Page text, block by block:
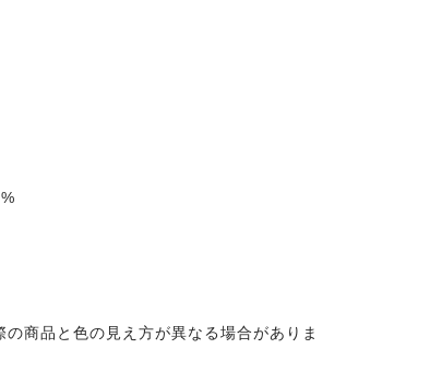
商品と色の見え方が異なる場合がありま